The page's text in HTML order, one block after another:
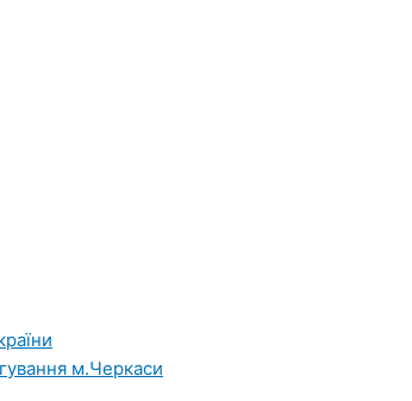
м.Черкаси